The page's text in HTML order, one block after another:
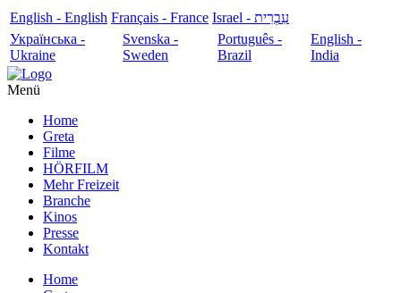
English - English Français - France
עִבְרִית - Israel
Українська -
Ukraine
Svenska -
Sweden
Português -
Brazil
English -
India
Menü
Home
Greta
Filme
HÖRFILM
Mehr Freizeit
Branche
Kinos
Presse
Kontakt
Home